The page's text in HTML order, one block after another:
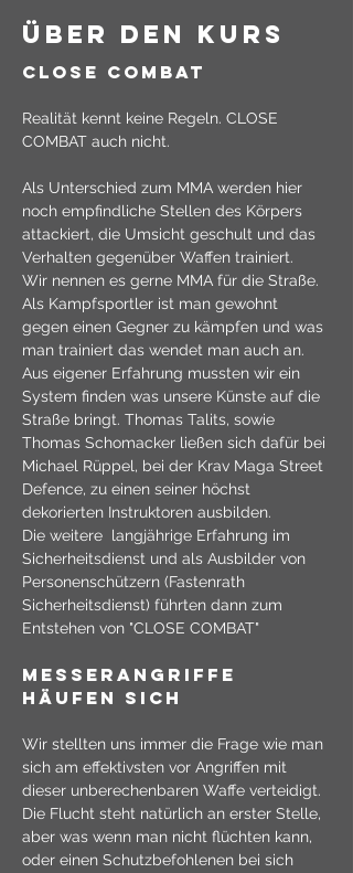
über den kurs
CLOSE COMBAT
Realität kennt keine Regeln. CLOSE
COMBAT auch nicht.
Als Unterschied zum MMA werden hier
noch empfindliche Stellen des Körpers
attackiert, die Umsicht geschult und das
Verhalten gegenüber Waffen trainiert.
Wir nennen es gerne MMA für die Straße.
Als Kampfsportler ist man gewohnt
gegen einen Gegner zu kämpfen und was
man trainiert das wendet man auch an.
Aus eigener Erfahrung mussten wir ein
System finden was unsere Künste auf die
Straße bringt. Thomas Talits, sowie
Thomas Schomacker ließen sich dafür bei
Michael Rüppel, bei der Krav Maga Street
Defence, zu einen seiner höchst
dekorierten Instruktoren ausbilden.
Die weitere  langjährige Erfahrung im
Sicherheitsdienst und als Ausbilder von
Personenschützern (Fastenrath
Sicherheitsdienst) führten dann zum
Entstehen von "CLOSE COMBAT"
MESSERANGRIFFE
HÄUFEN SICH
Wir stellten uns immer die Frage wie man
sich am effektivsten vor Angriffen mit
dieser unberechenbaren Waffe verteidigt.
Die Flucht steht natürlich an erster Stelle,
aber was wenn man nicht flüchten kann,
oder einen Schutzbefohlenen bei sich